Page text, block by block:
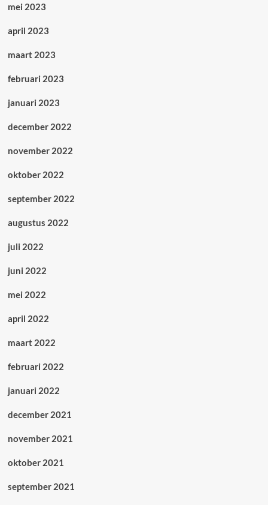
mei 2023
april 2023
maart 2023
februari 2023
januari 2023
december 2022
november 2022
oktober 2022
september 2022
augustus 2022
juli 2022
juni 2022
mei 2022
april 2022
maart 2022
februari 2022
januari 2022
december 2021
november 2021
oktober 2021
september 2021